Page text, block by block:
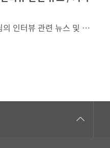
[ 임지순 석좌교수님의 인터뷰 관련 뉴스 및 기사 ][MBC가 만난 사람] 울산대학교 임지순 반도체학과 석좌교수 [MBC가 만난 사람] 울산대학교 임지순 반도체학과 석좌교수 - YouTube [노벨 로드] 신물질 찾아나선 지 50년… “나는 지금도 호기심에 가슴이 뛴다”https://biz.chosun.com/science-chosun/science/2023/09/18/4KUCVLJFXZCBLIWZAICVSYHA6Q/